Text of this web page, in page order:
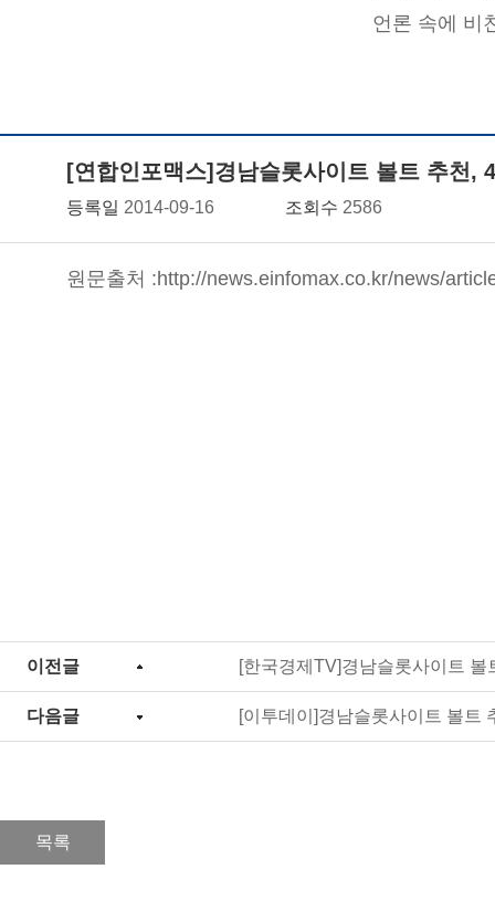
언론 속에 비
[연합인포맥스]경남슬롯사이트 볼트 추천,
등록일 2014-09-16 조회수 2586
원문출처 :http://news.einfomax.co.kr/news/
이전글 [한국경제TV]경남슬롯사이트
다음글 [이투데이]경남슬롯사이트 볼트
목록